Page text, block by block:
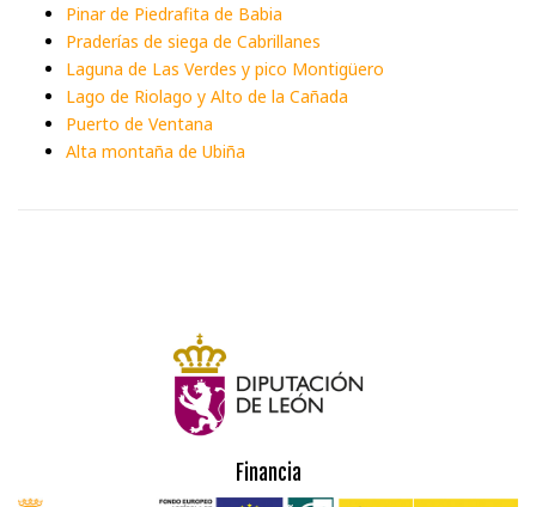
Pinar de Piedrafita de Babia
Praderías de siega de Cabrillanes
Laguna de Las Verdes y pico Montigüero
Lago de Riolago y Alto de la Cañada
Puerto de Ventana
Alta montaña de Ubiña
Financia